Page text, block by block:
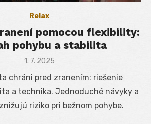
Relax
pomocou flexibility:
pohybu a stabilita
Posted
1. 7. 2025
chráni pred zranením: riešenie
a technika. Jednoduché návyky a
riziko pri bežnom pohybe.